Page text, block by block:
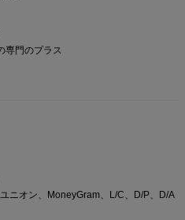
専門のプラス
ニオン、MoneyGram、L/C、D/P、D/A